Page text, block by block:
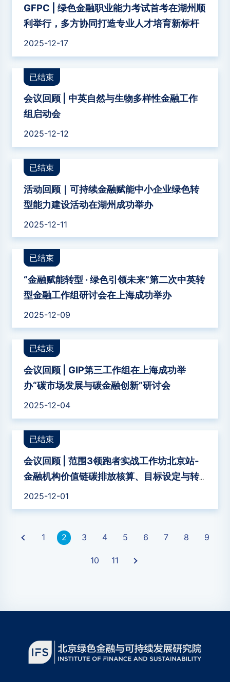
GFPC | 绿色金融职业能力考试首考在湖州顺
利举行，多方协同打造专业人才培育新标杆
2025-12-17
已结束
会议回顾 | 中英自然与生物多样性金融工作
组启动会
2025-12-12
已结束
活动回顾｜可持续金融赋能中小企业绿色转
型能力建设活动在湖州成功举办
2025-12-11
已结束
“金融赋能转型 · 绿色引领未来”第二次中英转
型金融工作组研讨会在上海成功举办
2025-12-09
已结束
会议回顾 | GIP第三工作组在上海成功举
办“碳市场发展与碳金融创新”研讨会
2025-12-04
已结束
会议回顾 | 范围3领跑者实战工作坊北京站-
金融机构价值链碳排放核算、目标设定与转
型计划成功举办
2025-12-01
1 2 3 4 5 6 7 8 9
10 11